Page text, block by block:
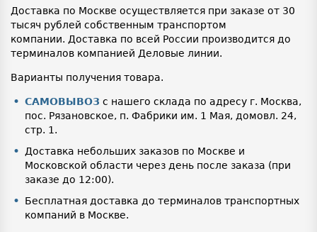
Доставка по Москве осуществляется при заказе от 30
тысяч рублей собственным транспортом
компании. Доставка по всей России производится до
терминалов компанией Деловые линии.
Варианты получения товара.
САМОВЫВОЗ с нашего склада по адресу г. Москва,
пос. Рязановское, п. Фабрики им. 1 Мая, домовл. 24,
стр. 1.
Доставка небольших заказов по Москве и
Московской области через день после заказа (при
заказе до 12:00).
Бесплатная доставка до терминалов транспортных
компаний в Москве.